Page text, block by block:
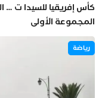
كأس إفريقيا للسيدا ت
المجموعة الأولى
رياضة